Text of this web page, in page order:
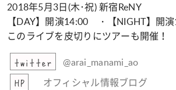
2018年5月3日(木･祝) 新宿ReNY
【DAY】開演14:00 ・【NIGHT】開
このライブを皮切りにツアーも開催！
twitter @arai_manami_ao
HP オフィシャル情報ブログ